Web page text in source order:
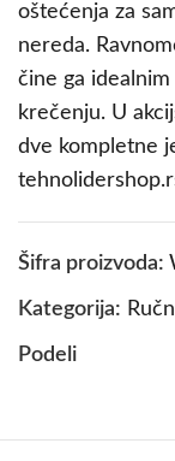
oštećenja za
nereda.
čine ga idealnim
krečenju. U
dve kompletne
Šifra proizvoda:
Kategorija:
Podeli